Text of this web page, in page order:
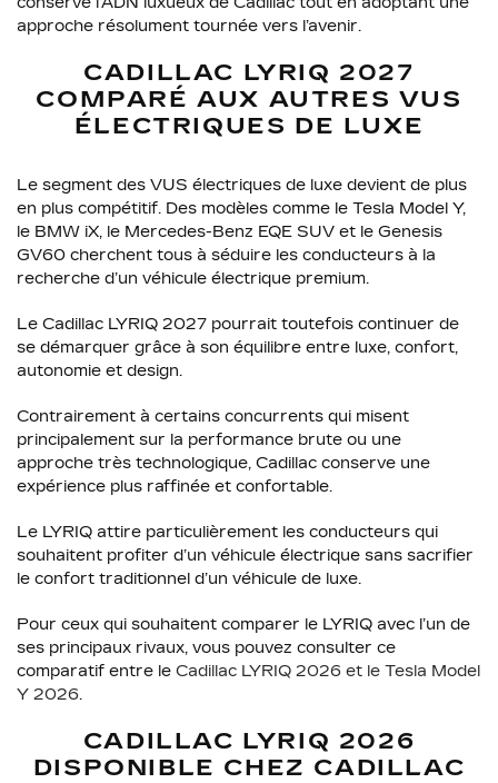
approche résolument tournée vers l’avenir.
CADILLAC LYRIQ 2027
COMPARÉ AUX AUTRES VUS
ÉLECTRIQUES DE LUXE
Le segment des VUS électriques de luxe devient de plus
en plus compétitif. Des modèles comme le Tesla Model Y,
le BMW iX, le Mercedes-Benz EQE SUV et le Genesis
GV60 cherchent tous à séduire les conducteurs à la
recherche d’un véhicule électrique premium.
Le Cadillac LYRIQ 2027 pourrait toutefois continuer de
se démarquer grâce à son équilibre entre luxe, confort,
autonomie et design.
Contrairement à certains concurrents qui misent
principalement sur la performance brute ou une
approche très technologique, Cadillac conserve une
expérience plus raffinée et confortable.
Le LYRIQ attire particulièrement les conducteurs qui
souhaitent profiter d’un véhicule électrique sans sacrifier
le confort traditionnel d’un véhicule de luxe.
Pour ceux qui souhaitent comparer le LYRIQ avec l’un de
ses principaux rivaux, vous pouvez consulter ce
comparatif entre le Cadillac LYRIQ 2026 et le Tesla Model
Y 2026.
CADILLAC LYRIQ 2026
DISPONIBLE CHEZ CADILLAC